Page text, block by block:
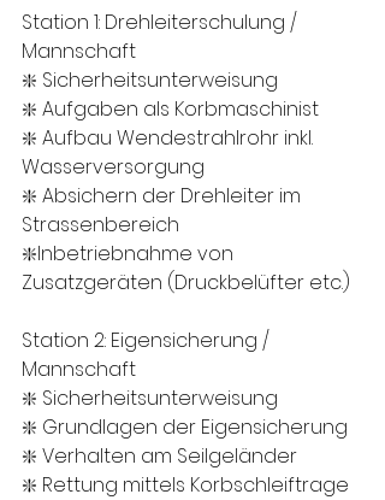
Station 1: Drehleiterschulung /
Mannschaft
❇️ Sicherheitsunterweisung
❇️ Aufgaben als Korbmaschinist
❇️ Aufbau Wendestrahlrohr inkl.
Wasserversorgung
❇️ Absichern der Drehleiter im
Strassenbereich
❇️Inbetriebnahme von
Zusatzgeräten (Druckbelüfter etc.)
Station 2: Eigensicherung /
Mannschaft
❇️ Sicherheitsunterweisung
❇️ Grundlagen der Eigensicherung
❇️ Verhalten am Seilgeländer
❇️ Rettung mittels Korbschleiftrage